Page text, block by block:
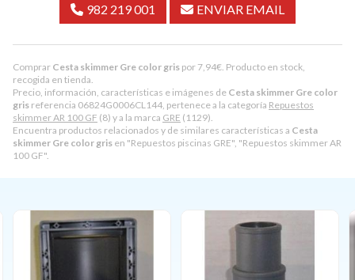
Comprar Cesta skimmer Gre color gris por 7,94€ . Producto en stock,
recogida en tienda.
Precio, información, características e imágenes de Cesta skimmer Gre color
gris referencia 06824G0006CL144, pertenece a la categoría Repuestos
skimmer AR 100 GF (8) y a la marca GRE (1129).
Encuentra productos relacionados y de similares características a Cesta
skimmer Gre color gris en "Repuestos piscinas GRE", "Repuestos skimmer AR
100 GF".
982 219 001 ENVIAR EMAIL